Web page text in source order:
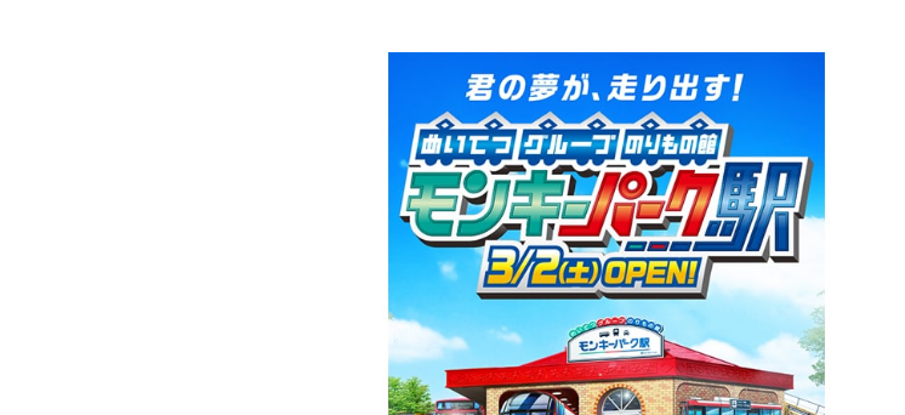
一宮市
愛知
国産天然木でつくる木の遊び
場「つなぐの森 ハリプー」オ
ープン！
開催中